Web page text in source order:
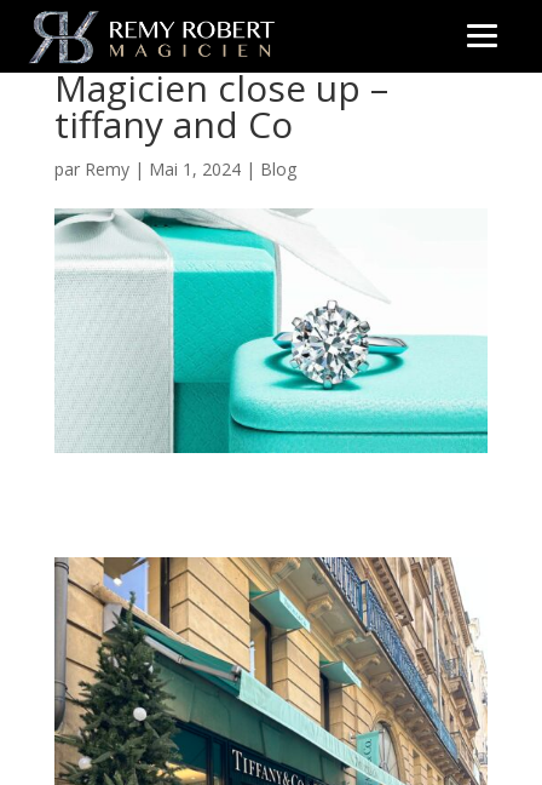
Magicien close up –
tiffany and Co
par Remy| Mai 1, 2024| Blog